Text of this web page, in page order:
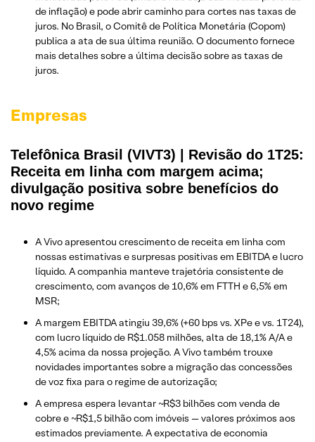
de inflação) e pode abrir caminho para cortes nas taxas de
juros. No Brasil, o Comitê de Política Monetária (Copom)
publica a ata de sua última reunião. O documento fornece
mais detalhes sobre a última decisão sobre as taxas de
juros.
Empresas
Telefônica Brasil (VIVT3) | Revisão do 1T25:
Receita em linha com margem acima;
divulgação positiva sobre benefícios do
novo regime
A Vivo apresentou crescimento de receita em linha com
nossas estimativas e surpresas positivas em EBITDA e lucro
líquido. A companhia manteve trajetória consistente de
crescimento, com avanços de 10,6% em FTTH e 6,5% em
MSR;
A margem EBITDA atingiu 39,6% (+60 bps vs. XPe e vs. 1T24),
com lucro líquido de R$1.058 milhões, alta de 18,1% A/A e
4,5% acima da nossa projeção. A Vivo também trouxe
novidades importantes sobre a migração das concessões
de voz fixa para o regime de autorização;
A empresa espera levantar ~R$3 bilhões com venda de
cobre e ~R$1,5 bilhão com imóveis — valores próximos aos
estimados previamente. A expectativa de economia